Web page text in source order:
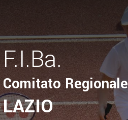
F.I.Ba.
Comitato Regionale
LAZIO